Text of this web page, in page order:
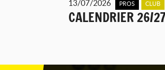
13/07/2026 PROS CLUB
CALENDRIER 26/